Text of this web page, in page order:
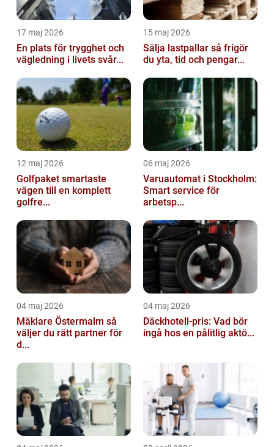
17 maj 2026
En plats för trygghet och
vägledning i livets svår...
15 maj 2026
Sälja lastpallar så frigör
du yta, tid och pengar...
12 maj 2026
Golfpaket smartaste
vägen till en komplett
golfre...
06 maj 2026
Varuautomat i Stockholm:
Smart service för
arbetsp...
04 maj 2026
Mäklare Östermalm så
väljer du rätt partner för
d...
04 maj 2026
Däckhotell-pris: Vad bör
ingå hos en pålitlig aktö...